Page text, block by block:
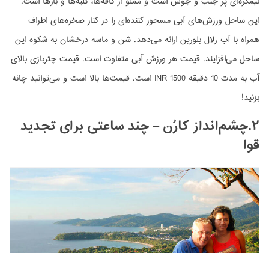
این ساحل ورزش‌های آبی مسحور کننده‌ای را در کنار صخره‌های اطراف
همراه با آب زلال بلورین ارائه می‌دهد. شن و ماسه درخشان به شکوه این
ساحل می‌افزایند. قیمت هر ورزش آبی متفاوت است. قیمت چتربازی بالای
آب به مدت 10 دقیقه 1500 INR است. قیمت‌ها بالا است و می‌توانید چانه
بزنید!
۲.چشم‌انداز کارُن – چند ساعتی برای تجدید
قوا